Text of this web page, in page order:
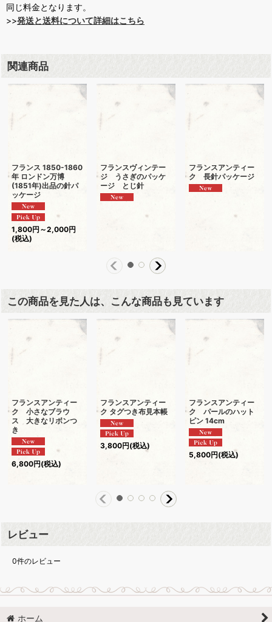
同じ料金となります。
>>発送と送料について詳細はこちら
関連商品
フランス 1850-1860
年 ロンドン万博
(1851年)出品の針パ
ッケージ
1,800円 ～2,000円
(税込)
フランスヴィンテー
ジ うさぎのパッケ
ージ とじ針
フランスアンティー
ク 長針パッケージ
この商品を見た人は、こんな商品も見ています
フランスアンティー
ク 小さなブラウ
ス 大きなリボンつ
き
6,800円(税込)
フランスアンティー
ク タグつき布見本帳
3,800円(税込)
フランスアンティー
ク パールのハット
ピン 14cm
5,800円(税込)
レビュー
0件のレビュー
ホーム